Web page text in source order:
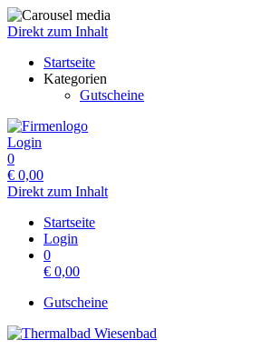
Direkt zum Inhalt
Startseite
Kategorien
Gutscheine
Login
0
€ 0,00
Direkt zum Inhalt
Startseite
Login
0
€ 0,00
Gutscheine